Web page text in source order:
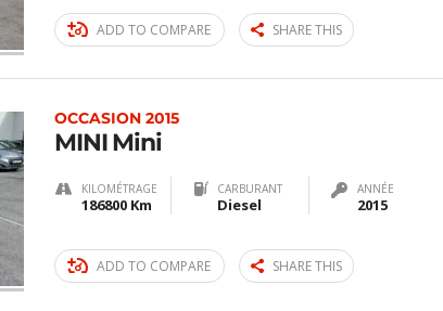
ADD TO COMPARE SHARE THIS
OCCASION 2015
MINI Mini
KILOMÉTRAGE
186800 Km
CARBURANT
Diesel
ANNÉE
2015
ADD TO COMPARE SHARE THIS